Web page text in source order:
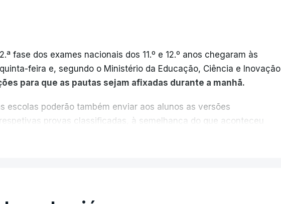
fase dos exames nacionais dos 11.º e 12.º anos chegaram às
feira e, segundo o Ministério da Educação, Ciência e Inovação
para que as pautas sejam afixadas durante a manhã.
escolas poderão também enviar aos alunos as versões
provas classificadas, à semelhança do que aconteceu
a todos os estudantes para "reforçar a transparência e rigor do
falhas na classificação eletrónica.